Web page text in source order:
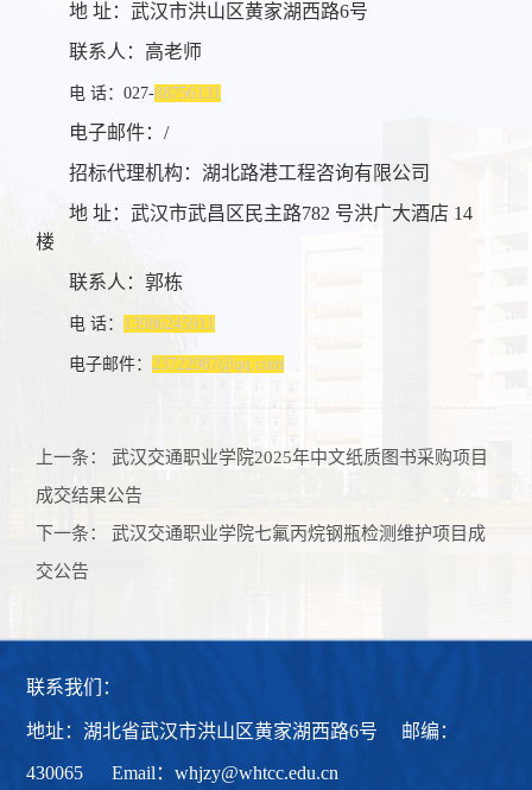
地 址：武汉市洪山区黄家湖西路6号
联系人：高老师
电 话：027-88756131
电子邮件：/
招标代理机构：湖北路港工程咨询有限公司
地 址：武汉市武昌区民主路782 号洪广大酒店 14
楼
联系人：郭栋
电 话： 13986245911
电子邮件：23722987@qq.com
上一条：武汉交通职业学院2025年中文纸质图书采购项目
成交结果公告
下一条：武汉交通职业学院七氟丙烷钢瓶检测维护项目成
交公告
联系我们：
地址：湖北省武汉市洪山区黄家湖西路6号 邮编：
430065 Email：whjzy@whtcc.edu.cn